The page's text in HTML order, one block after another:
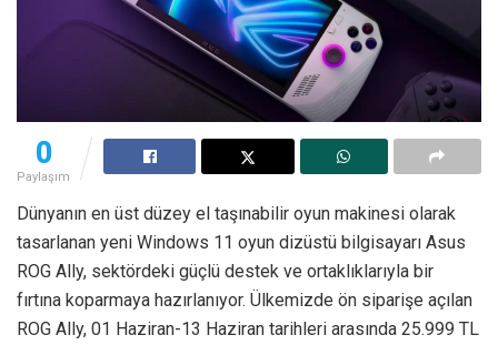
0
Paylaşım
Dünyanın en üst düzey el taşınabilir oyun makinesi olarak
tasarlanan yeni Windows 11 oyun dizüstü bilgisayarı Asus
ROG Ally, sektördeki güçlü destek ve ortaklıklarıyla bir
fırtına koparmaya hazırlanıyor. Ülkemizde ön siparişe açılan
ROG Ally, 01 Haziran-13 Haziran tarihleri arasında 25.999 TL